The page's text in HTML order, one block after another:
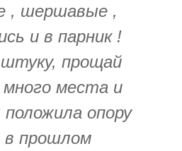
, шершавые ,
и в парник !
прощай
места и
опору
в прошлом